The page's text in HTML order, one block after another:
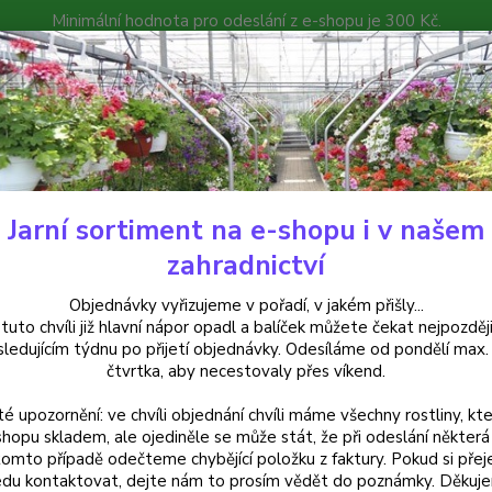
Minimální hodnota pro odeslání z e-shopu je 300 Kč.
můžete čekat nejpozději v následujícím týdnu po přijetí
Poradna Kontakty
Hledat
Balkónové rostliny Bacopa sutera modrá - cena na prodejně
sutera modrá - cena na
dobře
Jarní sortiment na e-shopu i v našem
zahradnictví
Objednávky vyřizujeme v pořadí, v jakém přišly...
chvíli již hlavní nápor opadl a balíček můžete čekat
týdnu po přijetí objednávky. Odesíláme od pondělí
čtvrtka, aby necestovaly přes víkend.
upozornění: ve chvíli objednání chvíli máme všechny rostliny,
skladem, ale ojediněle se může stát, že při odeslání některá
případě odečteme chybějící položku z faktury. Pokud si
kontaktovat, dejte nám to prosím vědět do poznámky.